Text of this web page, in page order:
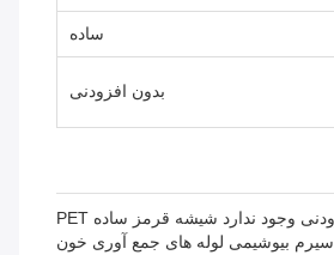
ساده
بدون افزودنی
هیچ گونه افزودنی وجود ندارد شیشه قرمز ساده PET
پلاستیک 0.5-10ml سیرم بیوشیمی لوله های جمع آوری خون